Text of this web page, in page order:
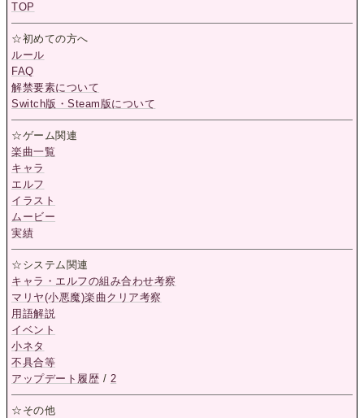
TOP
☆初めての方へ
ルール
FAQ
解禁要素について
Switch版・Steam版について
☆ゲーム関連
楽曲一覧
キャラ
エルフ
イラスト
ムービー
実績
☆システム関連
キャラ・エルフの組み合わせ考察
マリヤ(小悪魔)楽曲クリア考察
用語解説
イベント
小ネタ
不具合等
アップデート履歴 / 2
☆その他